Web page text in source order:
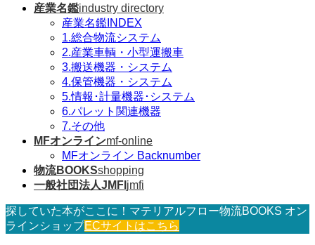
産業名鑑industry directory
産業名鑑INDEX
1.総合物流システム
2.産業車輌・小型運搬車
3.搬送機器・システム
4.保管機器・システム
5.情報･計量機器･システム
6.パレット関連機器
7.その他
MFオンラインmf-online
MFオンライン Backnumber
物流BOOKSshopping
一般社団法人JMFI jmfi
探していた本がここに！マテリアルフロー物流BOOKS オン
ラインショップECサイトはこちら